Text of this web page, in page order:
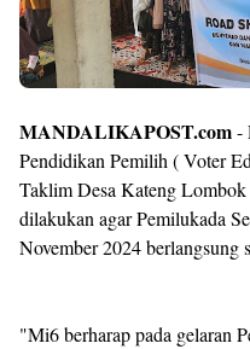
MANDALIKAPOST.com-
Pendidikan Pemilih ( Voter
Taklim Desa Kateng
dilakukan agar Pemilukada
November 2024 berlangsung
"Mi6 berharap pada gelaran